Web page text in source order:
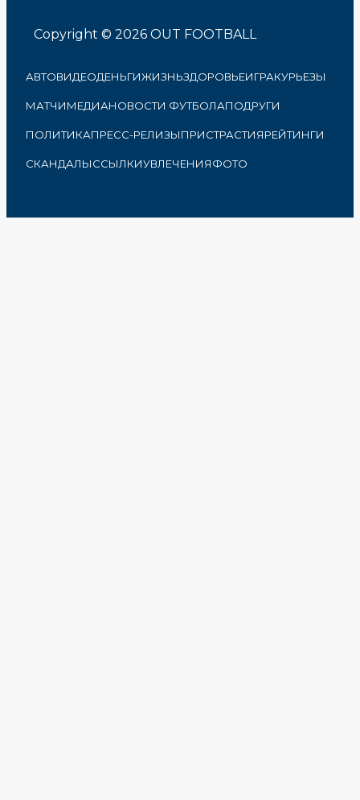
Copyright © 2026 OUT FOOTBALL
АВТОВИДЕОДЕНЬГИЖИЗНЬЗДОРОВЬЕИГРАКУРЬЕЗЫ
МАТЧИМЕДИАНОВОСТИ ФУТБОЛАПОДРУГИ
ПОЛИТИКАПРЕСС-РЕЛИЗЫПРИСТРАСТИЯРЕЙТИНГИ
СКАНДАЛЫССЫЛКИУВЛЕЧЕНИЯФОТО